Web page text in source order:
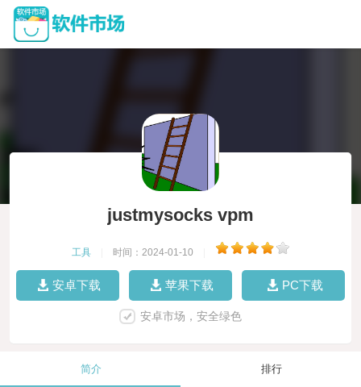
justmysocks vpm
工具 时间：2024-01-10
安卓下载 苹果下载 PC下载
安卓市场，安全绿色
简介 排行